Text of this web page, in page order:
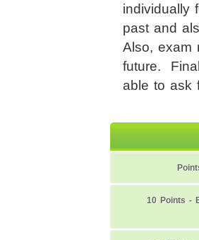
individually
past and
Also, exam
future.
able to ask
10 Points -